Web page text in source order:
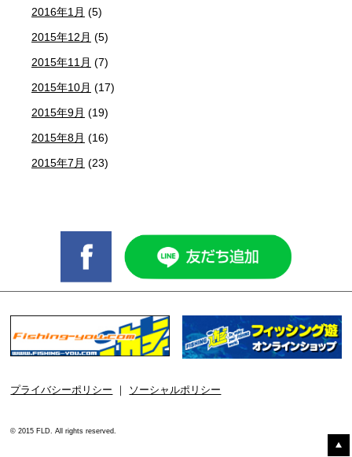
2016年1月 (5)
2015年12月 (5)
2015年11月 (7)
2015年10月 (17)
2015年9月 (19)
2015年8月 (16)
2015年7月 (23)
プライバシーポリシー ｜ ソーシャルポリシー
© 2015 FLD. All rights reserved.